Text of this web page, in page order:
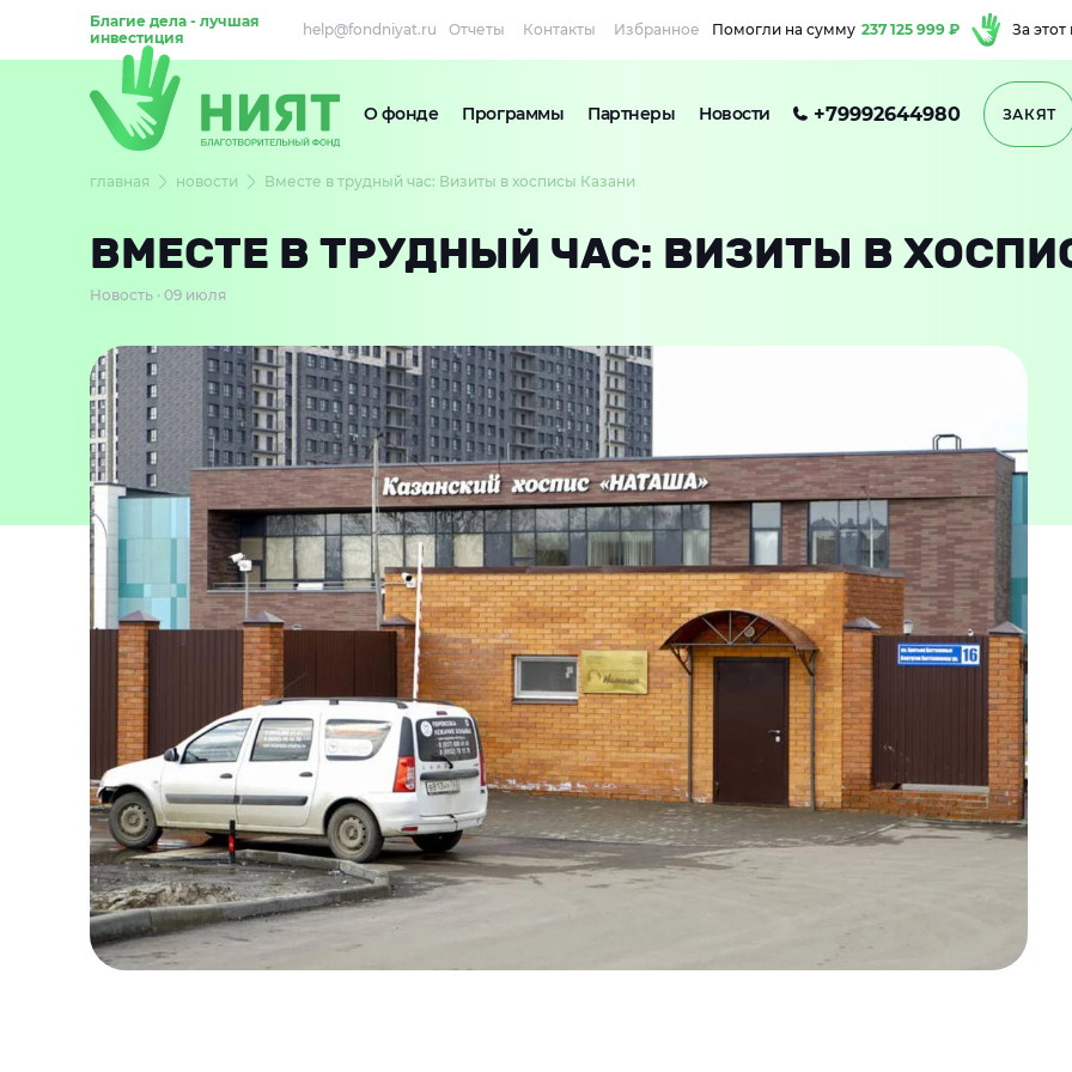
Благие дела - лучшая
инвестиция
help@fondniyat.ru Отчеты Контакты Избранное Помогли на сумму 237 125 999 ₽ За этот
О фонде Программы Партнеры Новости +79992644980 ЗАКЯТ
главная новости Вместе в трудный час: Визиты в хосписы Казани
ВМЕСТЕ В ТРУДНЫЙ ЧАС: ВИЗИТЫ В
Новость · 09 июля